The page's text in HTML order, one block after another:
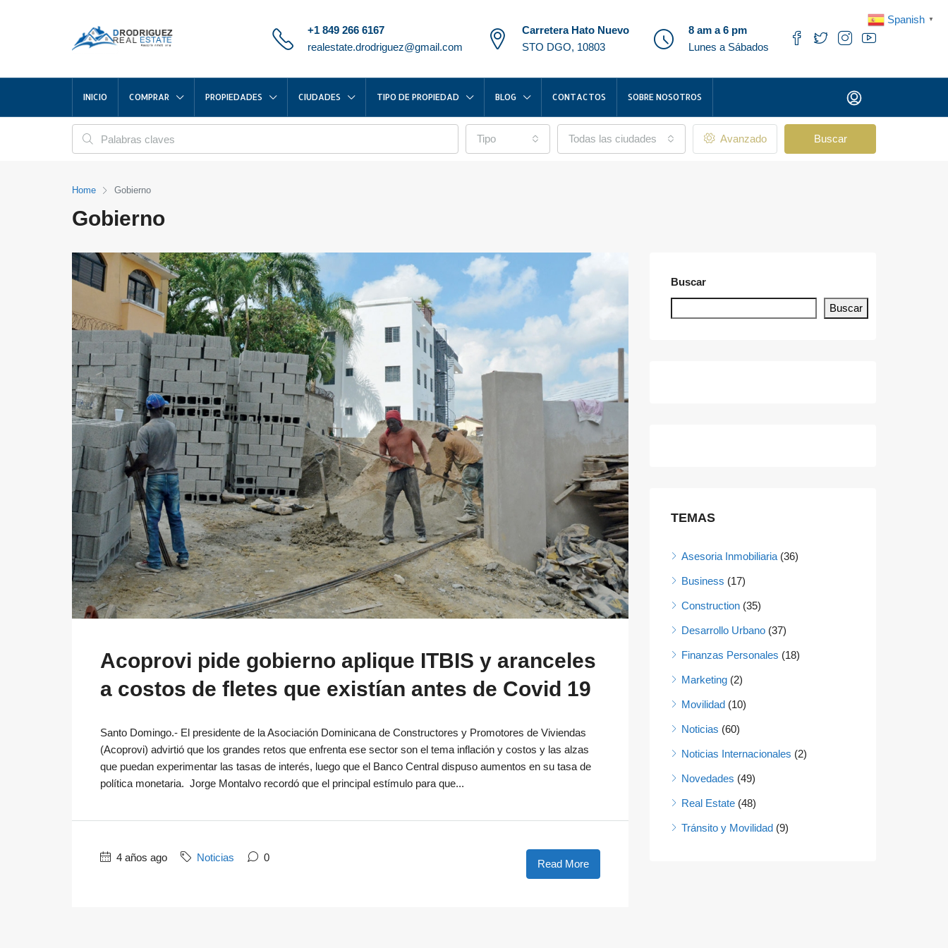
+1 849 266 6167
realestate.drodriguez@gmail.com
Carretera Hato Nuevo
STO DGO, 10803
8 am a 6 pm
Lunes a Sábados
INICIO COMPRAR PROPIEDADES CIUDADES TIPO DE PROPIEDAD BLOG CONTACTOS SOBRE NOSOTROS
Tipo Todas las ciudades Avanzado Buscar
Home Gobierno
Gobierno
Acoprovi pide gobierno aplique ITBIS y aranceles
a costos de fletes que existían antes de Covid 19
Santo Domingo.- El presidente de la Asociación Dominicana de Constructores y Promotores de Viviendas
(Acoprovi) advirtió que los grandes retos que enfrenta ese sector son el tema inflación y costos y las alzas
que puedan experimentar las tasas de interés, luego que el Banco Central dispuso aumentos en su tasa de
política monetaria. Jorge Montalvo recordó que el principal estímulo para que...
4 años ago Noticias 0
Read More
Buscar
Buscar
TEMAS
Asesoria Inmobiliaria (36)
Business (17)
Construction (35)
Desarrollo Urbano (37)
Finanzas Personales (18)
Marketing (2)
Movilidad (10)
Noticias (60)
Noticias Internacionales (2)
Novedades (49)
Real Estate (48)
Tránsito y Movilidad (9)
Spanish ▼